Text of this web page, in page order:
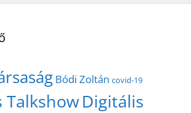
Bódi Zoltán covid-19
TalkshowDigitális